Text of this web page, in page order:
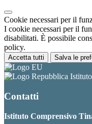
Cookie necessari per il
I cookie necessari per il
disabilitati. È possibile
policy.
Accetta tutti Salva le
Contatti
Istituto Comprensivo